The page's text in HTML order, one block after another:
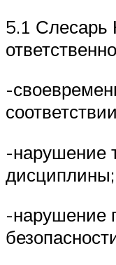
5.1 Слесарь
-
-нарушение
дисциплины;
-нарушение